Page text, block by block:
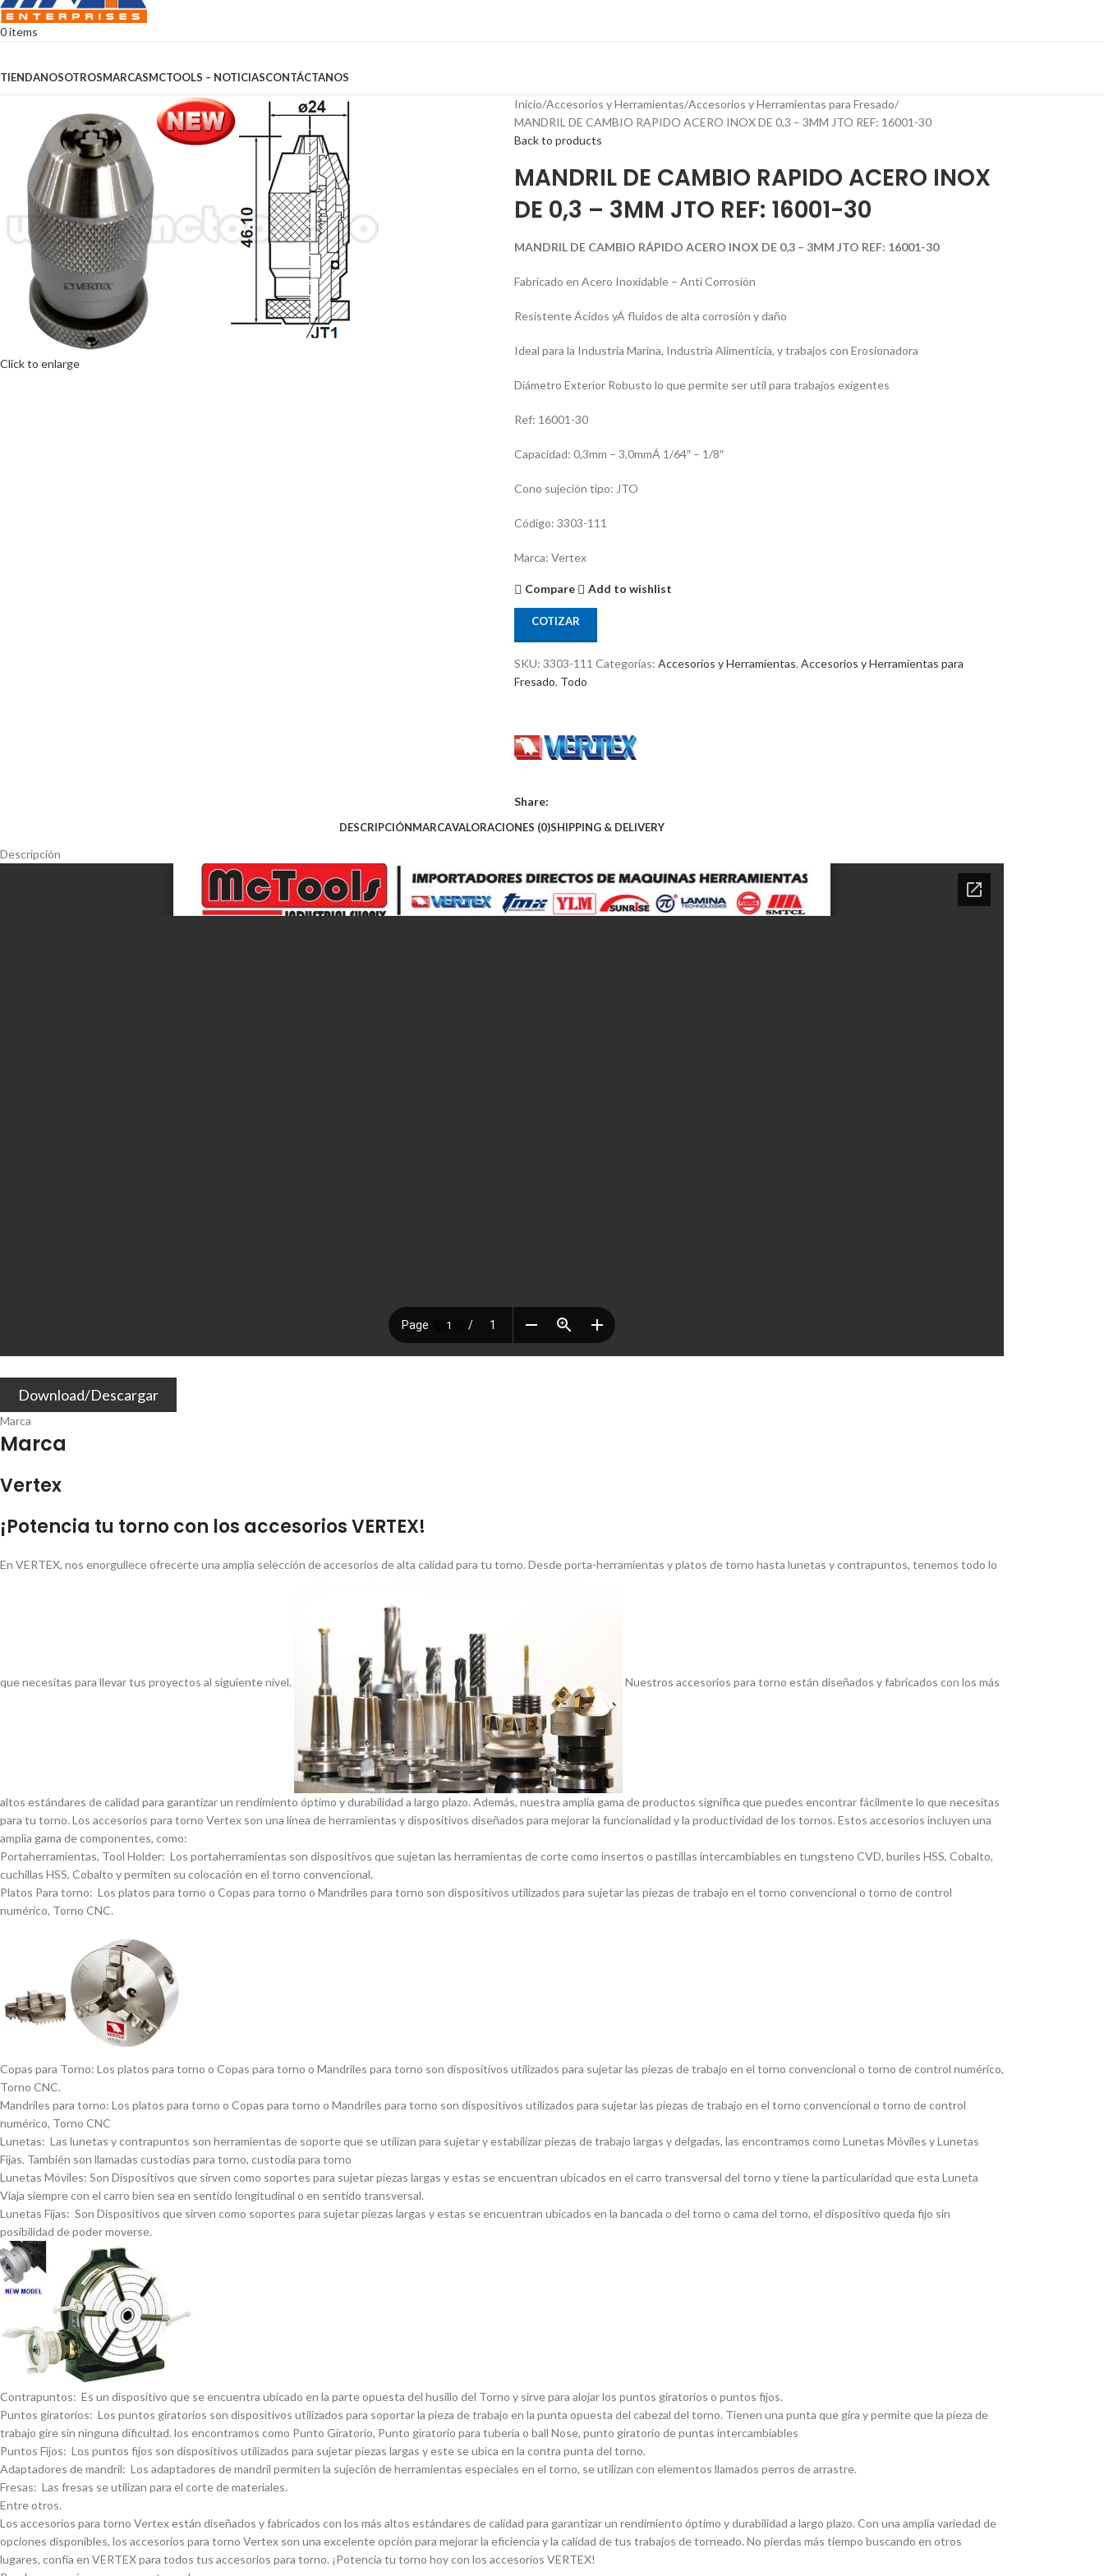
0items
TIENDANOSOTROSMARCASMCTOOLS – NOTICIASCONTÁCTANOS
Click to enlarge
Inicio Accesorios y Herramientas Accesorios y Herramientas para Fresado
MANDRIL DE CAMBIO RAPIDO ACERO INOX DE 0,3 – 3MM JTO REF: 16001-30
Back to products
MANDRIL DE CAMBIO RAPIDO ACERO INOX
DE 0,3 – 3MM JTO REF: 16001-30
MANDRIL DE CAMBIO RÁPIDO ACERO INOX DE 0,3 – 3MM JTO REF: 16001-30
Fabricado en Acero Inoxidable – Anti Corrosión
Resistente Ácidos yÁ fluidos de alta corrosión y daño
Ideal para la Industria Marina, Industria Alimenticia, y trabajos con Erosionadora
Diámetro Exterior Robusto lo que permite ser util para trabajos exigentes
Ref: 16001-30
Capacidad: 0,3mm – 3,0mmÁ 1/64″ – 1/8″
Cono sujeción tipo: JTO
Código: 3303-111
Marca: Vertex
Compare Add to wishlist
COTIZAR
SKU: 3303-111 Categorías: Accesorios y Herramientas, Accesorios y Herramientas para
Fresado, Todo
Share:
DESCRIPCIÓNMARCAVALORACIONES (0)SHIPPING & DELIVERY
Descripción
Download/Descargar
Marca
Marca
Vertex
¡Potencia tu torno con los accesorios VERTEX!
En VERTEX, nos enorgullece ofrecerte una amplia selección de accesorios de alta calidad para tu torno. Desde porta-herramientas y platos de torno hasta lunetas y contrapuntos, tenemos todo lo
que necesitas para llevar tus proyectos al siguiente nivel. Nuestros accesorios para torno están diseñados y fabricados con los más
altos estándares de calidad para garantizar un rendimiento óptimo y durabilidad a largo plazo. Además, nuestra amplia gama de productos significa que puedes encontrar fácilmente lo que necesitas
para tu torno. Los accesorios para torno Vertex son una lí­nea de herramientas y dispositivos diseñados para mejorar la funcionalidad y la productividad de los tornos. Estos accesorios incluyen una
amplia gama de componentes, como:
Portaherramientas, Tool Holder: Los portaherramientas son dispositivos que sujetan las herramientas de corte como insertos o pastillas intercambiables en tungsteno CVD, buriles HSS, Cobalto,
cuchillas HSS, Cobalto y permiten su colocación en el torno convencional.
Platos Para torno: Los platos para torno o Copas para torno o Mandriles para torno son dispositivos utilizados para sujetar las piezas de trabajo en el torno convencional o torno de control
numérico, Torno CNC.
Copas para Torno: Los platos para torno o Copas para torno o Mandriles para torno son dispositivos utilizados para sujetar las piezas de trabajo en el torno convencional o torno de control numérico,
Torno CNC.
Mandriles para torno: Los platos para torno o Copas para torno o Mandriles para torno son dispositivos utilizados para sujetar las piezas de trabajo en el torno convencional o torno de control
numérico, Torno CNC
Lunetas: Las lunetas y contrapuntos son herramientas de soporte que se utilizan para sujetar y estabilizar piezas de trabajo largas y delgadas, las encontramos como Lunetas Móviles y Lunetas
Fijas. También son llamadas custodias para torno, custodia para torno
Lunetas Móviles: Son Dispositivos que sirven como soportes para sujetar piezas largas y estas se encuentran ubicados en el carro transversal del torno y tiene la particularidad que esta Luneta
Viaja siempre con el carro bien sea en sentido longitudinal o en sentido transversal.
Lunetas Fijas: Son Dispositivos que sirven como soportes para sujetar piezas largas y estas se encuentran ubicados en la bancada o del torno o cama del torno, el dispositivo queda fijo sin
posibilidad de poder moverse.
Contrapuntos: Es un dispositivo que se encuentra ubicado en la parte opuesta del husillo del Torno y sirve para alojar los puntos giratorios o puntos fijos.
Puntos giratorios: Los puntos giratorios son dispositivos utilizados para soportar la pieza de trabajo en la punta opuesta del cabezal del torno. Tienen una punta que gira y permite que la pieza de
trabajo gire sin ninguna dificultad. los encontramos como Punto Giratorio, Punto giratorio para tuberí­a o ball Nose, punto giratorio de puntas intercambiables
Puntos Fijos: Los puntos fijos son dispositivos utilizados para sujetar piezas largas y este se ubica en la contra punta del torno.
Adaptadores de mandril: Los adaptadores de mandril permiten la sujeción de herramientas especiales en el torno, se utilizan con elementos llamados perros de arrastre.
Fresas: Las fresas se utilizan para el corte de materiales.
Entre otros.
Los accesorios para torno Vertex están diseñados y fabricados con los más altos estándares de calidad para garantizar un rendimiento óptimo y durabilidad a largo plazo. Con una amplia variedad de
opciones disponibles, los accesorios para torno Vertex son una excelente opción para mejorar la eficiencia y la calidad de tus trabajos de torneado. No pierdas más tiempo buscando en otros
lugares, confí­a en VERTEX para todos tus accesorios para torno. ¡Potencia tu torno hoy con los accesorios VERTEX!